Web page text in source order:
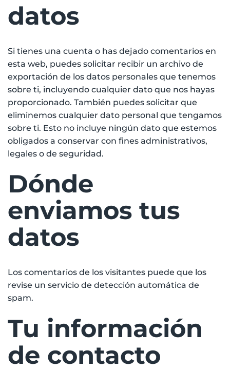
datos
Si tienes una cuenta o has dejado comentarios en
esta web, puedes solicitar recibir un archivo de
exportación de los datos personales que tenemos
sobre ti, incluyendo cualquier dato que nos hayas
proporcionado. También puedes solicitar que
eliminemos cualquier dato personal que tengamos
sobre ti. Esto no incluye ningún dato que estemos
obligados a conservar con fines administrativos,
legales o de seguridad.
Dónde
enviamos tus
datos
Los comentarios de los visitantes puede que los
revise un servicio de detección automática de
spam.
Tu información
de contacto